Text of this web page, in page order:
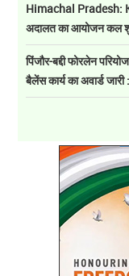
Himachal Pradesh:
अदालत का आयोजन कल
पिंजौर-बद्दी फोरलेन
बैलेंस कार्य का अवार्ड जारी